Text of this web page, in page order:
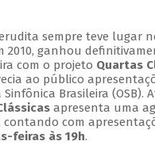
sempre teve lugar
2010, ganhou
com o projeto Quartas
ao público
Brasileira (OSB).
apresenta uma
contando com
feiras às 19h.